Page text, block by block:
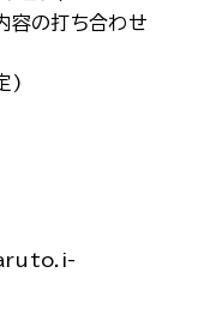
の打ち合わせ
)